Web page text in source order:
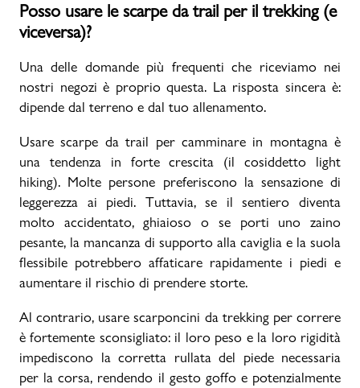
Posso usare le scarpe da trail per il trekking (e
viceversa)?
Una delle domande più frequenti che riceviamo nei
nostri negozi è proprio questa. La risposta sincera è:
dipende dal terreno e dal tuo allenamento.
Usare scarpe da trail per camminare in montagna è
una tendenza in forte crescita (il cosiddetto light
hiking). Molte persone preferiscono la sensazione di
leggerezza ai piedi. Tuttavia, se il sentiero diventa
molto accidentato, ghiaioso o se porti uno zaino
pesante, la mancanza di supporto alla caviglia e la suola
flessibile potrebbero affaticare rapidamente i piedi e
aumentare il rischio di prendere storte.
Al contrario, usare scarponcini da trekking per correre
è fortemente sconsigliato: il loro peso e la loro rigidità
impediscono la corretta rullata del piede necessaria
per la corsa, rendendo il gesto goffo e potenzialmente